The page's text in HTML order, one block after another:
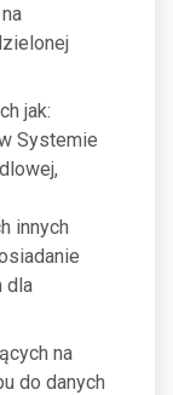
jak:
Systemie
innych
dla
na
do danych